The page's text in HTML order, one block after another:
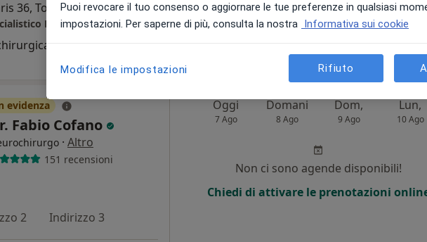
36, Torino•Mappa
Privato
evidenza
Fabio Cofano
· Altro
151 recensioni
2 Indirizzo 3
Oggi
7 Ago
Domani
8 Ago
Dom,
9 Ago
Lun,
10 Ago
Non ci sono agende disponibili!
Chiedi di attivare le prenotazioni
Puoi revocare il tuo consenso o aggiornare le tue preferenze in qualsiasi
impostazioni. Per saperne di più, consulta la nostra Informativa sui cookie
Modifica le impostazioni Rifiuto